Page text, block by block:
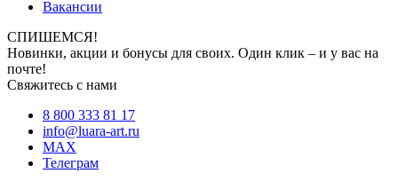
Вакансии
СПИШЕМСЯ!
Новинки, акции и бонусы для своих. Один клик – и у вас на
почте!
Свяжитесь с нами
8 800 333 81 17
info@luara-art.ru
MAX
Телеграм